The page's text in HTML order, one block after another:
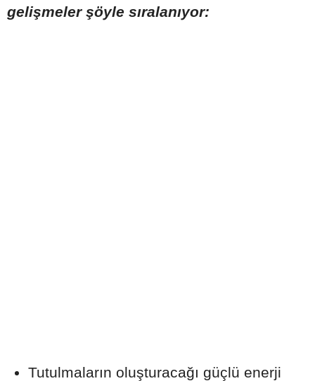
gelişmeler şöyle sıralanıyor:
Tutulmaların oluşturacağı güçlü enerji